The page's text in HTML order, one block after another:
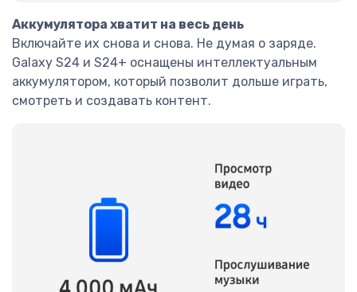
Аккумулятора хватит на весь день
Включайте их снова и снова. Не думая о заряде.
Galaxy S24 и S24+ оснащены интеллектуальным
аккумулятором, который позволит дольше играть,
смотреть и создавать контент.